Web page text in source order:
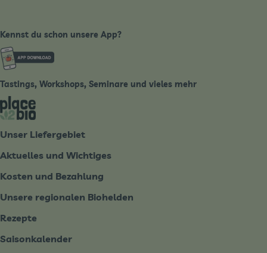
Kennst du schon unsere App?
Externer Link zu https://www.biobote-
Tastings, Workshops, Seminare und vieles mehr
Externer Link zu https://place2bio.de/
Unser Liefergebiet
Aktuelles und Wichtiges
Kosten und Bezahlung
Unsere regionalen Biohelden
Rezepte
Saisonkalender